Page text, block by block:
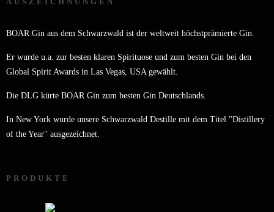
BOAR Gin aus dem Schwarzwald ist der weltweit höchstprämierte Gin.
Er wurde u.a. zur besten klaren Spirituose und zum besten Gin bei den
Global Spirit Awards in Las Vegas, USA gewählt.
Die DLG kürte BOAR Gin zum besten Gin Deutschlands.
In New York wurde unsere Schwarzwald Destille mit dem Titel "Distillery
of the Year" ausgezeichnet.
PRODUKTE